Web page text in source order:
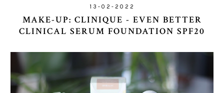
13-02-2022
MAKE-UP: CLINIQUE - EVEN BETTER
CLINICAL SERUM FOUNDATION SPF20